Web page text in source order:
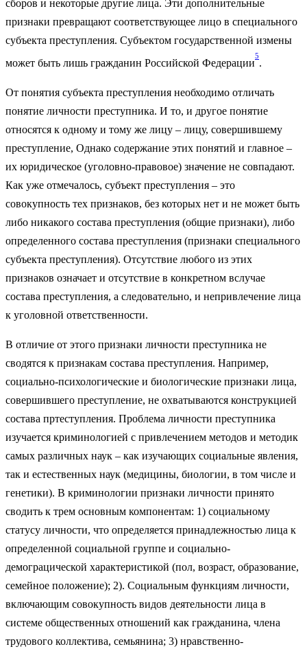
сборов и некоторые другие лица. Эти дополнительные
признаки превращают соответствующее лицо в специального
субъекта преступления. Субъектом государственной измены
может быть лишь гражданин Российской Федерации
5
.
От понятия субъекта преступления необходимо отличать
понятие личности преступника. И то, и другое понятие
относятся к одному и тому же лицу – лицу, совершившему
преступление, Однако содержание этих понятий и главное –
их юридическое (уголовно-правовое) значение не совпадают.
Как уже отмечалось, субъект преступления – это
совокупность тех признаков, без которых нет и не может быть
либо никакого состава преступления (общие признаки), либо
определенного состава преступления (признаки специального
субъекта преступления). Отсутствие любого из этих
признаков означает и отсутствие в конкретном вслучае
состава преступления, а следовательно, и непривлечение лица
к уголовной ответственности.
В отличие от этого признаки личности преступника не
сводятся к признакам состава преступления. Например,
социально-психологические и биологические признаки лица,
совершившего преступление, не охватываются конструкцией
состава пртеступления. Проблема личности преступника
изучается криминологией с привлечением методов и методик
самых различных наук – как изучающих социальные явления,
так и естественных наук (медицины, биологии, в том числе и
генетики). В криминологии признаки личности принято
сводить к трем основным компонентам: 1) социальному
статусу личности, что определяется принадлежностью лица к
определенной социальной группе и социально-
демограцической характеристикой (пол, возраст, образование,
семейное положение); 2). Социальным функциям личности,
включающим совокупность видов деятельности лица в
системе общественных отношений как гражданина, члена
трудового коллектива, семьянина; 3) нравственно-